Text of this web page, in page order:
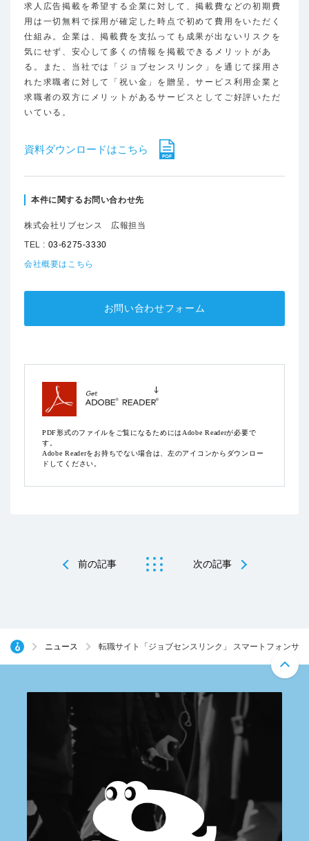
求人広告掲載を希望する企業に対して、掲載費などの初期費
用は一切無料で採用が確定した時点で初めて費用をいただく
仕組み。企業は、掲載費を支払っても成果が出ないリスクを
気にせず、安心して多くの情報を掲載できるメリットがあ
る。また、当社では「ジョブセンスリンク」を通じて採用さ
れた求職者に対して「祝い金」を贈呈。サービス利用企業と
求職者の双方にメリットがあるサービスとしてご好評いただ
いている。
資料ダウンロードはこちら
本件に関するお問い合わせ先
株式会社リブセンス 広報担当
TEL : 03-6275-3330
会社概要はこちら
お問い合わせフォーム
PDF形式のファイルをご覧になるためにはAdobe Readerが必要で
す。
Adobe Readerをお持ちでない場合は、左のアイコンからダウンロー
ドしてください。
前の記事 次の記事
ニュース 転職サイト「ジョブセンスリンク」 スマートフォンサ